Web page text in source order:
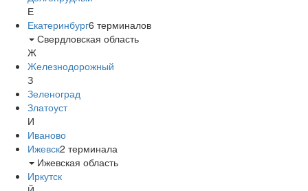
Е
Екатеринбург6 терминалов
Свердловская область
Ж
Железнодорожный
З
Зеленоград
Златоуст
И
Иваново
Ижевск2 терминала
Ижевская область
Иркутск